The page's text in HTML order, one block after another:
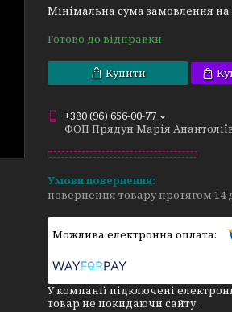
Мінімальна сума замовлення на
Готово до відправки
Купити
+380 (96) 656-00-77
ФОП Прядун Марія
повернення товару протягом 14
У компанії підключені
товар не покидаючи сайту.